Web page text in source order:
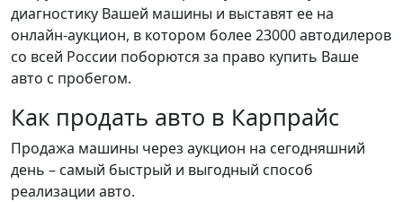
диагностику Вашей машины и выставят ее на
онлайн-аукцион, в котором более 23000 автодилеров
со всей России поборются за право купить Ваше
авто с пробегом.
Как продать авто в Карпрайс
Продажа машины через аукцион на сегодняшний
день – самый быстрый и выгодный способ
реализации авто.